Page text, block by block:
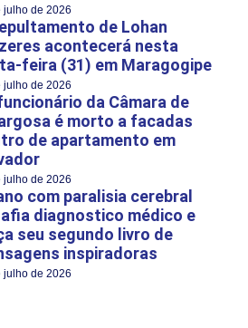
julho de 2026
de Lohan
acontecerá nesta
feira (31) em Maragogipe
julho de 2026
da Câmara de
é morto a facadas
de apartamento em
julho de 2026
com paralisia cerebral
diagnostico médico e
seu segundo livro de
inspiradoras
julho de 2026